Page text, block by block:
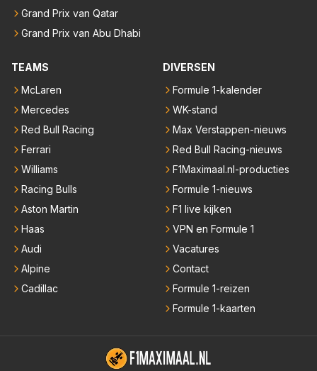
Grand Prix van Qatar
Grand Prix van Abu Dhabi
TEAMS
McLaren
Mercedes
Red Bull Racing
Ferrari
Williams
Racing Bulls
Aston Martin
Haas
Audi
Alpine
Cadillac
DIVERSEN
Formule 1-kalender
WK-stand
Max Verstappen-nieuws
Red Bull Racing-nieuws
F1Maximaal.nl-producties
Formule 1-nieuws
F1 live kijken
VPN en Formule 1
Vacatures
Contact
Formule 1-reizen
Formule 1-kaarten